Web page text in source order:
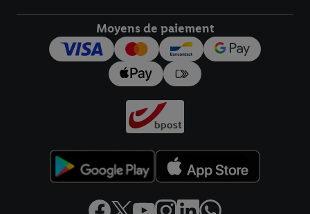
Moyens de paiement
pour l’avenir dans notre
déclaration relative à la protection des
données.Vous trouverez les impressions ici.